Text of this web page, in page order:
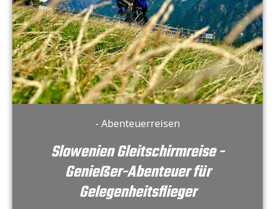
- Abenteuerreisen
Slowenien Gleitschirmreise -
Genießer-Abenteuer für
Gelegenheitsflieger